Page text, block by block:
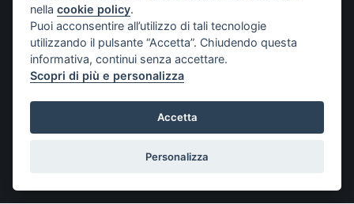
A.S.S.O.
Società aderenti
Progetti
Contatti
ODONTOIATRICHE – A.S.S.O.
nellacookie policy.
Puoi acconsentire all’utilizzo di tali tecnologie
utilizzando il pulsante “Accetta”. Chiudendo questa
informativa, continui senza accettare.
Scopri di più e personalizza
Accetta
Personalizza